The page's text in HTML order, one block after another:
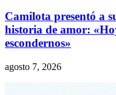
Camilota presentó a
historia de amor:
escondernos»
agosto 7, 2026